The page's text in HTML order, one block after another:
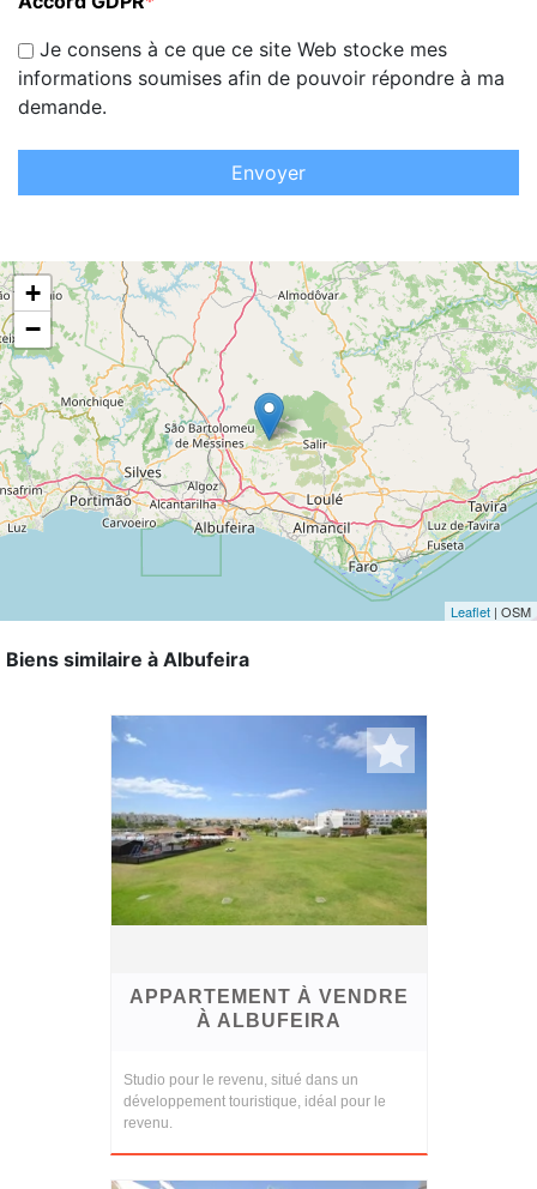
Je consens à ce que ce site Web stocke mes
informations soumises afin de pouvoir répondre à ma
demande.
Envoyer
+
−
Leaflet | OSM
Biens similaire à Albufeira
APPARTEMENT À VENDRE
À ALBUFEIRA
Studio pour le revenu, situé dans un
développement touristique, idéal pour le
revenu.